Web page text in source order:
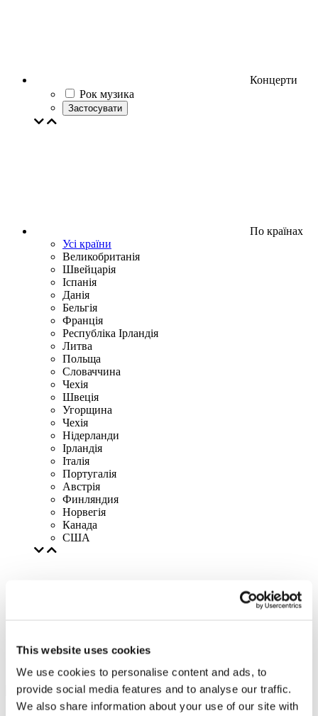
This website uses cookies
We use cookies to personalise content and ads, to
provide social media features and to analyse our traffic.
We also share information about your use of our site with
Концерти
Рок музика
Застосувати
По країнах
Усі країни
Великобританія
Швейцарія
Іспанія
Данія
Бельгія
Франція
Республіка Ірландія
Литва
Польща
Словаччина
Чехія
Швецiя
Угорщина
Чехія
Нідерланди
Iрландія
Iталiя
Португалія
Австрія
Финляндия
Норвегія
Канада
США